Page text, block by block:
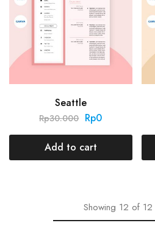
Seattle
Rp30.000 Rp0
Add to cart
Showing 12 of 12